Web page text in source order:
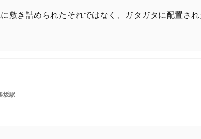
敷き詰められたそれではなく、ガタガタに配置さ
坂駅